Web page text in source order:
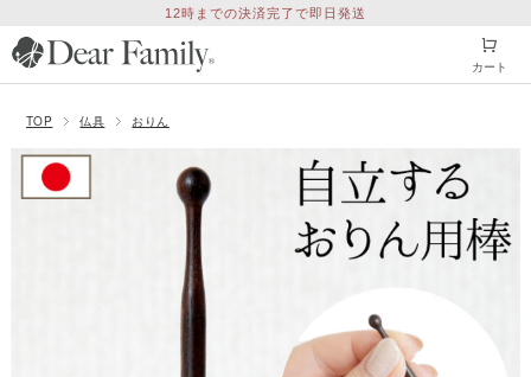
12時までの決済完了で即日発送
カート
TOP 仏具 おりん